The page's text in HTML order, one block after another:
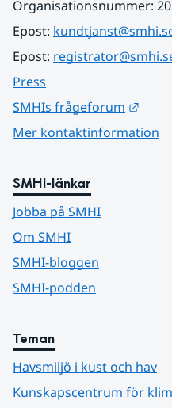
Organisationsnummer:
Epost:
Epost:
Press
SMHIs frågeforum
Mer kontaktinformation
SMHI-länkar
Jobba på SMHI
Om SMHI
SMHI-bloggen
SMHI-podden
Teman
Havsmiljö i kust och hav
Kunskapscentrum för